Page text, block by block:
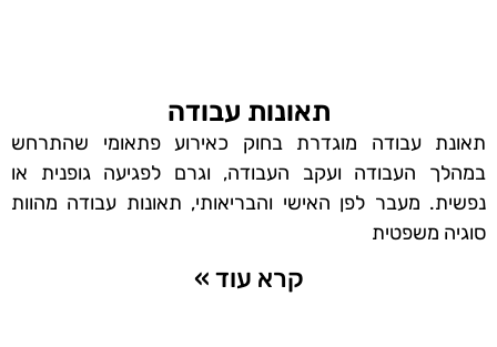
תאונות עבודה
תאונת עבודה מוגדרת בחוק כאירוע פתאומי שהתרחש
במהלך העבודה ועקב העבודה, וגרם לפגיעה גופנית או
נפשית. מעבר לפן האישי והבריאותי, תאונות עבודה מהוות
סוגיה משפטית
קרא עוד »